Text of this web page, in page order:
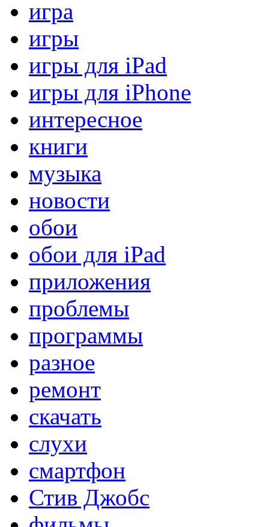
игра
игры
игры для iPad
игры для iPhone
интересное
книги
музыка
новости
обои
обои для iPad
приложения
проблемы
программы
разное
ремонт
скачать
слухи
смартфон
Стив Джобс